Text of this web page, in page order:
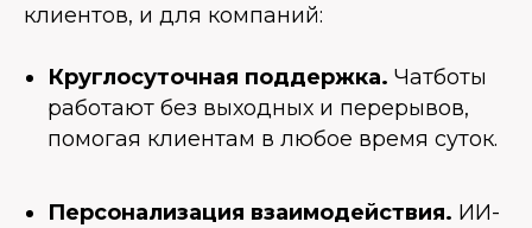
клиентов, и для компаний:
Круглосуточная поддержка. Чатботы
работают без выходных и перерывов,
помогая клиентам в любое время суток.
Персонализация взаимодействия. ИИ-